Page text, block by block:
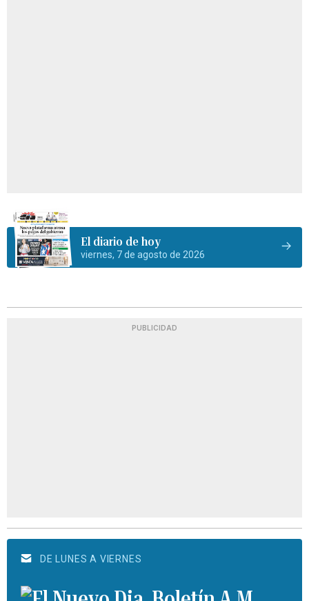
El diario de hoy
viernes, 7 de agosto de 2026
PUBLICIDAD
DE LUNES A VIERNES